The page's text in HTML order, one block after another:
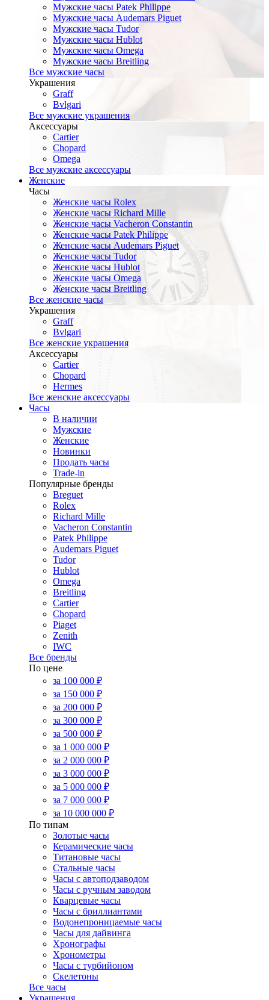
Мужские часы Patek Philippe
Мужские часы Audemars Piguet
Мужские часы Tudor
Мужские часы Hublot
Мужские часы Omega
Мужские часы Breitling
Все мужские часы
Украшения
Graff
Bvlgari
Все мужские украшения
Аксессуары
Cartier
Chopard
Omega
Все мужские аксессуары
Женские
Часы
Женские часы Rolex
Женские часы Richard Mille
Женские часы Vacheron Constantin
Женские часы Patek Philippe
Женские часы Audemars Piguet
Женские часы Tudor
Женские часы Hublot
Женские часы Omega
Женские часы Breitling
Все женские часы
Украшения
Graff
Bvlgari
Все женские украшения
Аксессуары
Cartier
Chopard
Hermes
Все женские аксессуары
Часы
В наличии
Мужские
Женские
Новинки
Продать часы
Trade-in
Популярные бренды
Breguet
Rolex
Richard Mille
Vacheron Constantin
Patek Philippe
Audemars Piguet
Tudor
Hublot
Omega
Breitling
Cartier
Chopard
Piaget
Zenith
IWC
Все бренды
По цене
за 100 000 ₽
за 150 000 ₽
за 200 000 ₽
за 300 000 ₽
за 500 000 ₽
за 1 000 000 ₽
за 2 000 000 ₽
за 3 000 000 ₽
за 5 000 000 ₽
за 7 000 000 ₽
за 10 000 000 ₽
По типам
Золотые часы
Керамические часы
Титановые часы
Стальные часы
Часы с автоподзаводом
Часы с ручным заводом
Кварцевые часы
Часы с бриллиантами
Водонепроницаемые часы
Часы для дайвинга
Хронографы
Хронометры
Часы с турбийоном
Скелетоны
Все часы